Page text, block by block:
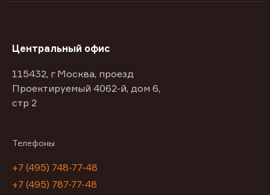
Центральный офис
115432, г Москва, проезд
Проектируемый 4062-й, дом 6,
стр 2
Телефоны
+7 (495) 748-77-48
+7 (495) 787-77-48